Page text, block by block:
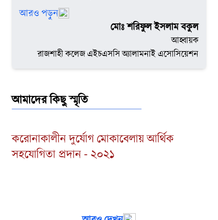
সদস্যগণ এই প্রক্রিয়ায় গুরুত্বপূর্ণ ভূমিকা রাখবেন।
রাজশাহী কলেজ আমাদের শুধু শিক্ষালাভের কেন্দ্র নয়, বরং
এটি আমাদের জীবনের গৌরবময় স্মৃতি ও প্রেরণার উৎস।
ইতোমধ্যে বিভিন্ন মানবিক কর্মকাণ্ডে উল্লেখযোগ্য অবদান
রেখেছে— যেমন, দরিদ্র শিক্ষার্থীদের জন্য শিক্ষাবৃত্তি প্রদান,
অসচ্ছল রোগীদের চিকিৎসা সহায়তা, কোভিড মহামারির
আমরা প্রতিশ্রুতিবদ্ধ— ভবিষ্যতেও মানবতার কল্যাণে এই
আরও পড়ুন
মোঃ শরিফুল ইসলাম বকুল
আহ্বায়ক
রাজশাহী কলেজ এইচএসসি অ্যালামনাই এসোসিয়েশন
আমাদের কিছু স্মৃতি
করোনাকালীন দুর্যোগ মোকাবেলায় আর্থিক
সহযোগিতা প্রদান - ২০২১